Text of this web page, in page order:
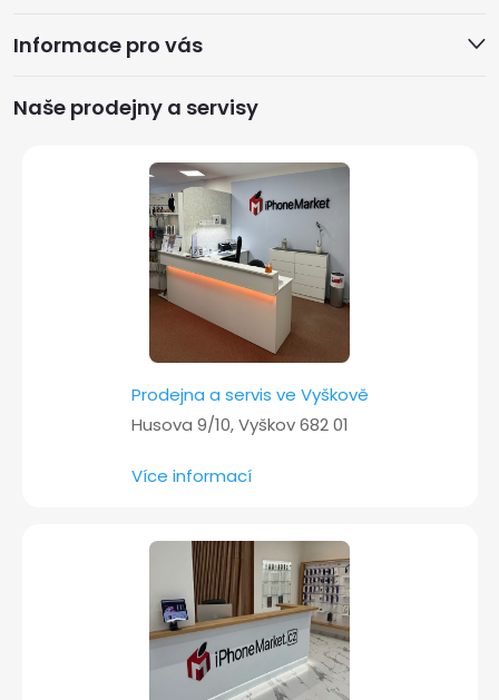
p
a
Informace pro vás
Naše prodejny a servisy
Prodejna a servis ve Vyškově
Husova 9/10, Vyškov 682 01
Více informací